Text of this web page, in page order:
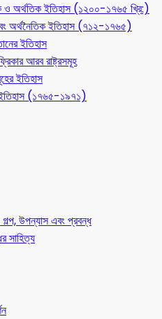
ও অর্থতিক ইতিহাস (১২০০-১৭৬৫ খ্রি:)
অর্থনৈতিক ইতিহাস (৭১২-১৭৬৫)
ইতিহাস
আরব রাষ্ট্রসমূহ
ইতিহাস
ইতিহাস (১৭৬৫-১৯৭১)
গল্প, উপন্যাস এবং প্রবন্ধ
সাহিত্য